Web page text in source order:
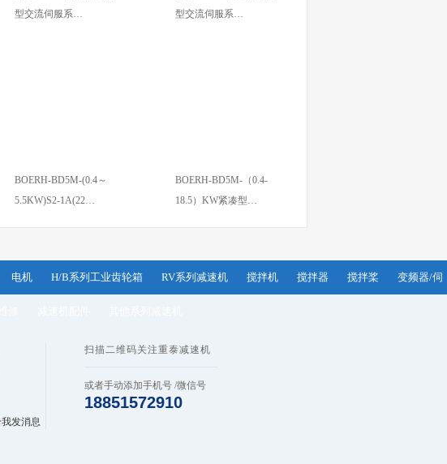
型交流伺服系…
型交流伺服系…
BOERH-BD5M-(0.4～
5.5KW)S2-1A(22…
BOERH-BD5M-（0.4-
18.5）KW紧凑型…
电机 H/B系列工业齿轮箱 RV系列减速机 搅拌机 搅拌器 搅拌桨 变频器/伺
扫描二维码关注重泰减速机
或者手动添加手机号 /微信号
18851572910